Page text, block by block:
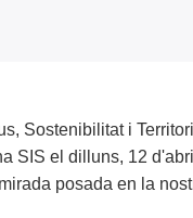
Sostenibilitat i
SIS el dilluns, 12
posada en la